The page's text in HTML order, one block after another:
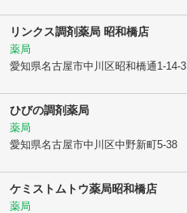
リンクス調剤薬局 昭和橋店
薬局
愛知県名古屋市中川区昭和橋通1-14-3
ひびの調剤薬局
薬局
愛知県名古屋市中川区中野新町5-38
ケミストムトウ薬局昭和橋店
薬局